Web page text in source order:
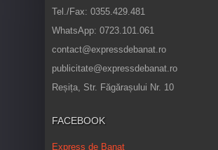
Tel./Fax: 0355.429.481
WhatsApp: 0723.101.061
contact@expressdebanat.ro
publicitate@expressdebanat.ro
Reșița, Str. Făgărașului Nr. 10
FACEBOOK
Express de Banat